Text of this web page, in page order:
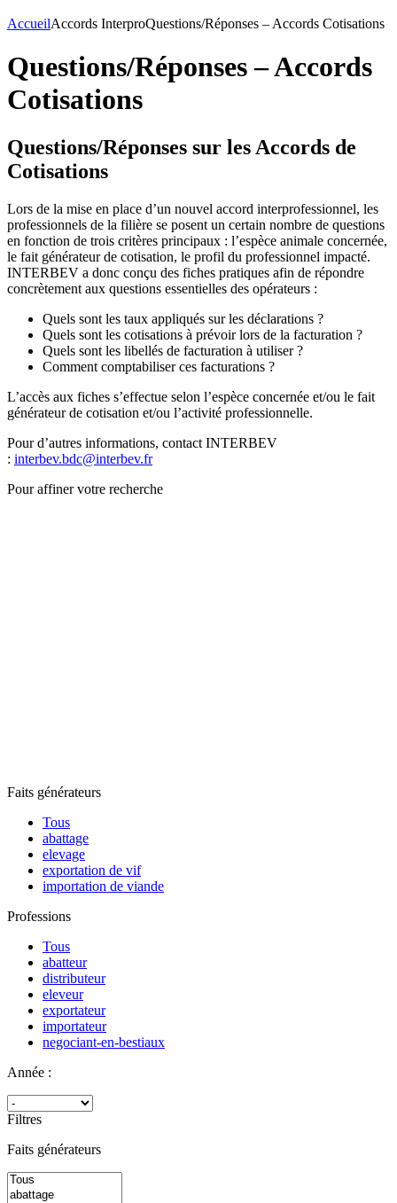
AccueilAccords InterproQuestions/Réponses – Accords Cotisations
Questions/Réponses – Accords
Cotisations
Questions/Réponses sur les Accords de
Cotisations
Lors de la mise en place d’un nouvel accord interprofessionnel, les
professionnels de la filière se posent un certain nombre de questions
en fonction de trois critères principaux : l’espèce animale concernée,
le fait générateur de cotisation, le profil du professionnel impacté.
INTERBEV a donc conçu des fiches pratiques afin de répondre
concrètement aux questions essentielles des opérateurs :
Quels sont les taux appliqués sur les déclarations ?
Quels sont les cotisations à prévoir lors de la facturation ?
Quels sont les libellés de facturation à utiliser ?
Comment comptabiliser ces facturations ?
L’accès aux fiches s’effectue selon l’espèce concernée et/ou le fait
générateur de cotisation et/ou l’activité professionnelle.
Pour d’autres informations, contact INTERBEV
: interbev.bdc@interbev.fr
Pour affiner votre recherche
Faits générateurs
Tous
abattage
elevage
exportation de vif
importation de viande
Professions
Tous
abatteur
distributeur
eleveur
exportateur
importateur
negociant-en-bestiaux
Année :
Filtres
Faits générateurs